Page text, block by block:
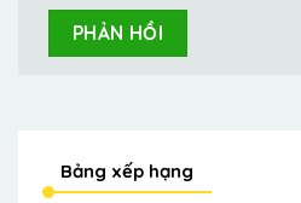
Bảng xếp hạng